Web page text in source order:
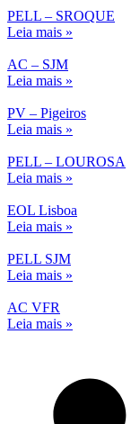
PELL – SROQUE
Leia mais »
AC – SJM
Leia mais »
PV – Pigeiros
Leia mais »
PELL – LOUROSA
Leia mais »
EOL Lisboa
Leia mais »
PELL SJM
Leia mais »
AC VFR
Leia mais »